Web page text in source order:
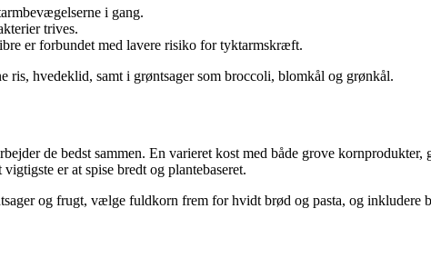
i gang.
trives.
er forbundet med lavere risiko for tyktarmskræft.
hvedeklid, samt i grøntsager som broccoli, blomkål og grønkål.
de bedst sammen. En varieret kost med både grove
er at spise bredt og plantebaseret.
og frugt, vælge fuldkorn frem for hvidt brød og pasta, og inkludere